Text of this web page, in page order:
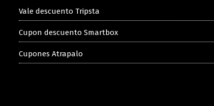
Vale descuento Tripsta
Cupon descuento Smartbox
Cupones Atrapalo